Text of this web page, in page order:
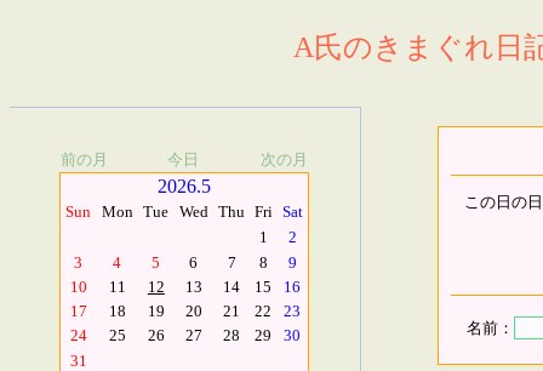
A氏のきまぐれ日
前の月 今日 次の月
2026.5
Sun Mon Tue Wed Thu Fri Sat
1
2
3
4 5 6 7 8
9
10
11 12 13 14 15
16
17
18 19 20 21 22
23
24
25 26 27 28 29
30
31
この日の
名前：